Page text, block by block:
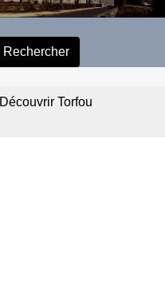
Rechercher
Découvrir Torfou